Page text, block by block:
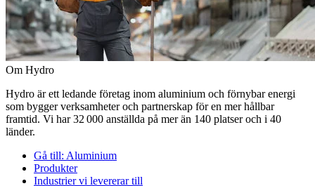
Om Hydro
Hydro är ett ledande företag inom aluminium och förnybar energi
som bygger verksamheter och partnerskap för en mer hållbar
framtid. Vi har 32 000 anställda på mer än 140 platser och i 40
länder.
Gå till: Aluminium
Produkter
Industrier vi levererar till